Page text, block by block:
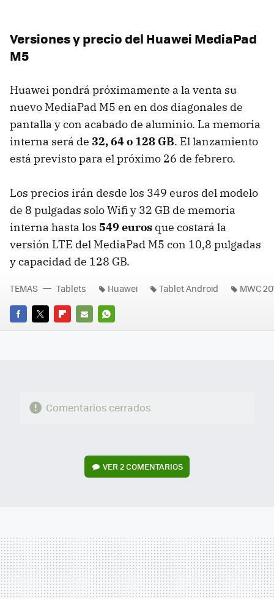
Versiones y precio del Huawei MediaPad
M5
Huawei pondrá próximamente a la venta su
nuevo MediaPad M5 en en dos diagonales de
pantalla y con acabado de aluminio. La memoria
interna será de 32, 64 o 128 GB. El lanzamiento
está previsto para el próximo 26 de febrero.
Los precios irán desde los 349 euros del modelo
de 8 pulgadas solo Wifi y 32 GB de memoria
interna hasta los 549 euros que costará la
versión LTE del MediaPad M5 con 10,8 pulgadas
y capacidad de 128 GB.
FACEBOOK
TWITTERFLIPBOARD
E-
WHATSAPP
TEMAS Tablets Huawei Tablet Android MWC
Comentarios cerrados
VER2 COMENTARIOS